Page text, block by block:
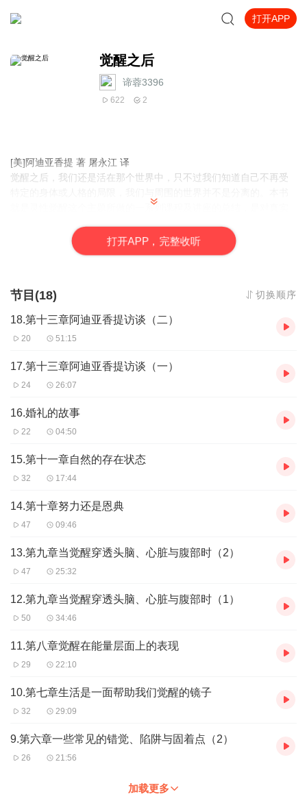
打开APP
觉醒之后
谛蓉3396
622 2
[美]阿迪亚香提 著 屠永江 译
觉醒之后，我们还是活在那个世界中，只不过我们知道自己不再受
就是灵性觉醒这个主题所做的一系列课程及讲座的总结，是对真实
内容深刻且富有启发性，书中还对一些可能存在的觉醒的误区进行
了说明与澄清。最终，我们要了解的是，开悟并不是你曾经幻想的
打开APP，完整收听
节目(18) 切换顺序
18.第十三章阿迪亚香提访谈（二）
20 51:15
17.第十三章阿迪亚香提访谈（一）
24 26:07
16.婚礼的故事
22 04:50
15.第十一章自然的存在状态
32 17:44
14.第十章努力还是恩典
47 09:46
13.第九章当觉醒穿透头脑、心脏与腹部时（2）
47 25:32
12.第九章当觉醒穿透头脑、心脏与腹部时（1）
50 34:46
11.第八章觉醒在能量层面上的表现
29 22:10
10.第七章生活是一面帮助我们觉醒的镜子
32 29:09
9.第六章一些常见的错觉、陷阱与固着点（2）
26 21:56
加载更多